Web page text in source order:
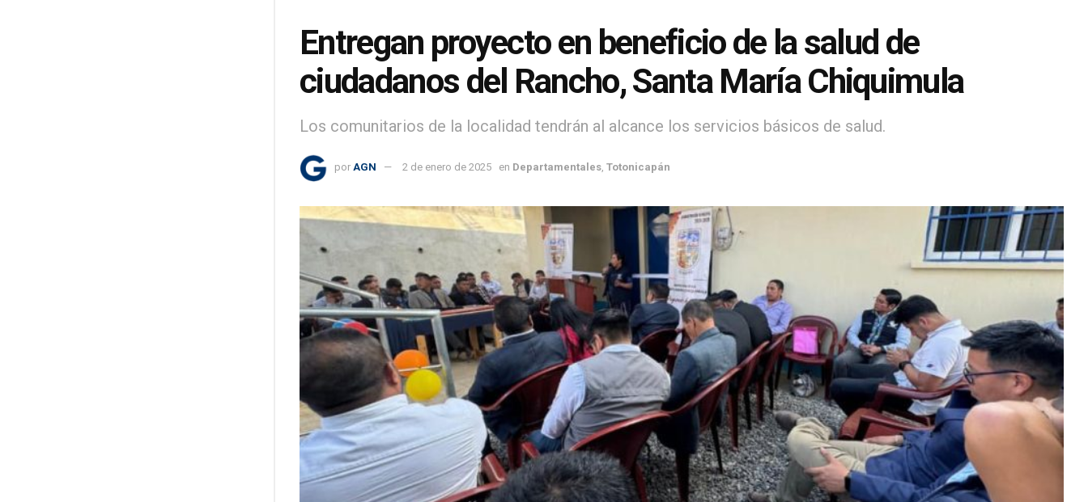
Entregan proyecto en beneficio de la salud de
ciudadanos del Rancho, Santa María Chiquimula
Los comunitarios de la localidad tendrán al alcance los servicios básicos de salud.
por AGN 2 de enero de 2025 en Departamentales Totonicapán